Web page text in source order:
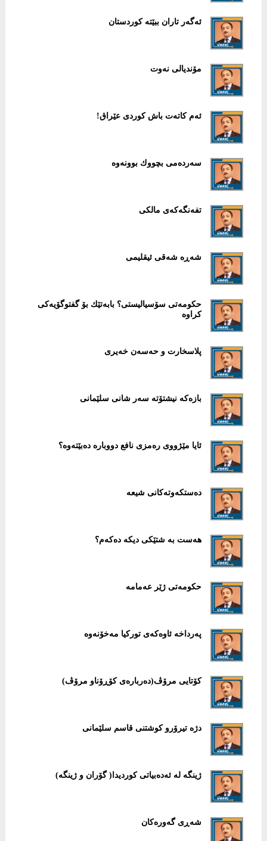
ئەگەر تاران ببێتە كوردستان
مۆندیالی نەوت
ئەم كاتەت باش كوردی عێراق!
سەردەمی بچووك بوونەوە
تفەنگەكەی مالكی
شەڕە شەقی ئیقلیمی
حكومەتی سۆسیالیستی؟ بابەتێك بۆ گفتوگۆیەكی
كراوە
پلاسخارت و حەسەن خەیری
بازەكە نیشتۆتە سەر شانی سلێمانی
ئایا مێژووی رەمزی نافع دووبارە دەبێتەوە؟
دەستكەوتەكانی شیعە
هەست بە شتێكی دیكە دەكەم؟
حكومەتی ژێر عەمامە
پەرداخە ئاوەكەی توركیا مەخۆنەوە
كۆتایی مرۆڤ(دەربارەی كۆڕۆناو مرۆڤ)
دژە تیرۆرو كوشتنی قاسم سلێمانی
ژینگە لە ئەدەبیاتی كوردیدا( گۆران و ژینگە)
شەڕی گەورەكان